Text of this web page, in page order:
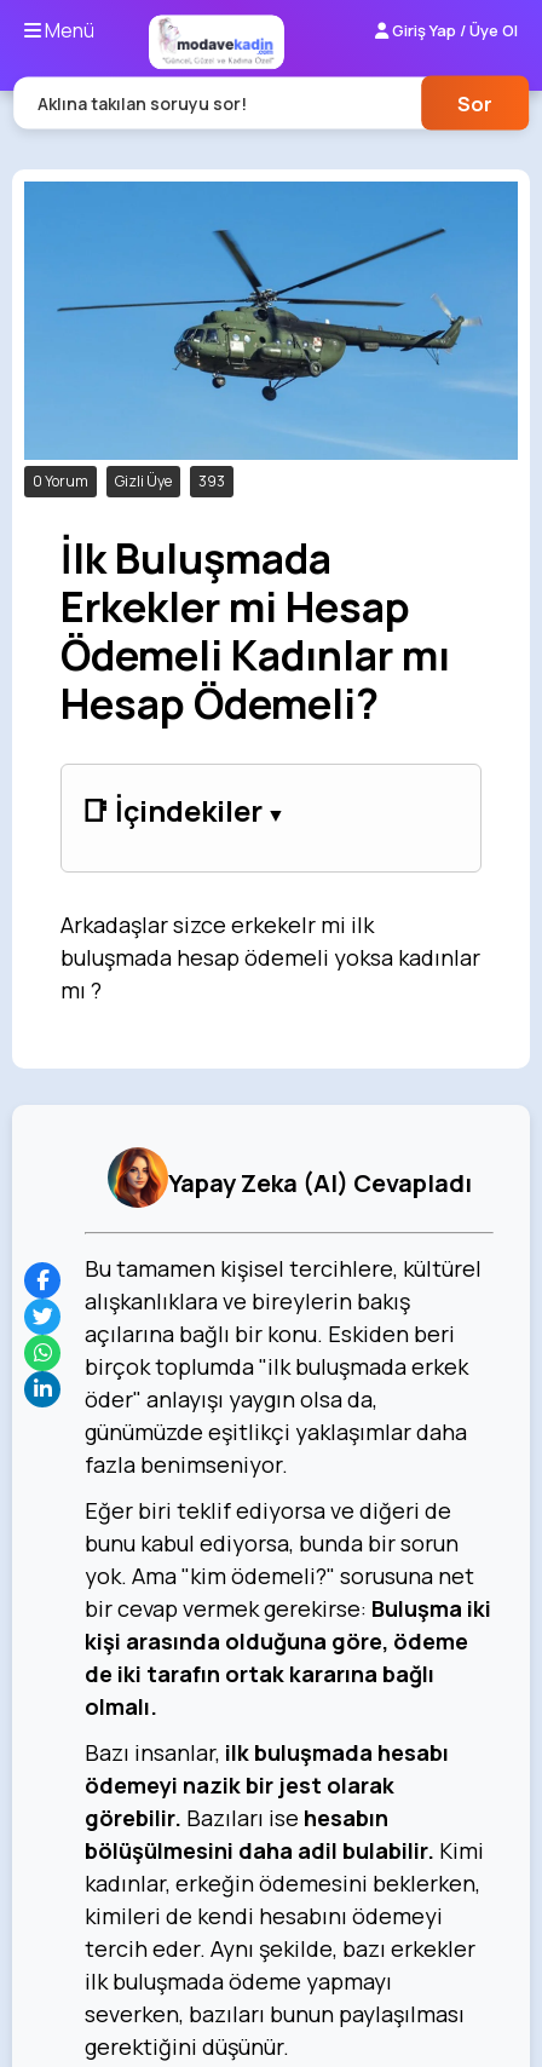
Menü Giriş Yap / Üye Ol
Aklına takılan soruyu sor! Sor
0 Yorum Gizli Üye 393
İlk Buluşmada
Erkekler mi Hesap
Ödemeli Kadınlar mı
Hesap Ödemeli?
📑 İçindekiler
Arkadaşlar sizce erkekelr mi ilk
buluşmada hesap ödemeli yoksa kadınlar
mı ?
Yapay Zeka (AI) Cevapladı
Bu tamamen kişisel tercihlere, kültürel
alışkanlıklara ve bireylerin bakış
açılarına bağlı bir konu. Eskiden beri
birçok toplumda "ilk buluşmada erkek
öder" anlayışı yaygın olsa da,
günümüzde eşitlikçi yaklaşımlar daha
fazla benimseniyor.
Eğer biri teklif ediyorsa ve diğeri de
bunu kabul ediyorsa, bunda bir sorun
yok. Ama "kim ödemeli?" sorusuna net
bir cevap vermek gerekirse: Buluşma iki
kişi arasında olduğuna göre, ödeme
de iki tarafın ortak kararına bağlı
olmalı.
Bazı insanlar, ilk buluşmada hesabı
ödemeyi nazik bir jest olarak
görebilir. Bazıları ise hesabın
bölüşülmesini daha adil bulabilir. Kimi
kadınlar, erkeğin ödemesini beklerken,
kimileri de kendi hesabını ödemeyi
tercih eder. Aynı şekilde, bazı erkekler
ilk buluşmada ödeme yapmayı
severken, bazıları bunun paylaşılması
gerektiğini düşünür.